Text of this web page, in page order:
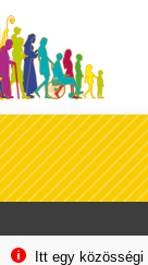
 Itt egy közösségi